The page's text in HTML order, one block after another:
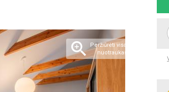
 Peržiūrėti visas 7
nuotraukas